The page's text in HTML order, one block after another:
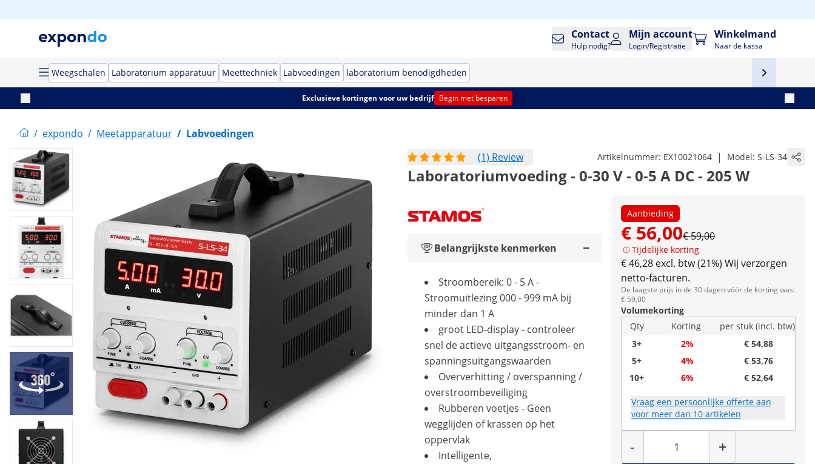
Contact
Hulp nodig?
Mijn account
Login/Registratie
Winkelmand
Naar de kassa
Weegschalen Laboratorium apparatuur Meettechniek Labvoedingen laboratorium benodigdheden
Exclusieve kortingen voor uw bedrijf Begin met besparen
/ expondo / Meetapparatuur / Labvoedingen
(1) Review
Artikelnummer: EX10021064 | Model: S-LS-34
Laboratoriumvoeding - 0-30 V - 0-5 A DC - 205 W
Aanbieding
€ 56,00€ 59,00
Tijdelijke korting
€ 46,28 excl. btw (21%) Wij verzorgen
netto-facturen.
De laagste prijs in de 30 dagen vóór de korting was:
€ 59,00
Volumekorting
Qty
Korting
per stuk (incl. btw)
3+
2%
€ 54,88
5+
4%
€ 53,76
10+
6% € 52,64
Vraag een persoonlijke offerte aan
voor meer dan 10 artikelen
-
Hoeveelheid
+
Belangrijkste kenmerken
Stroombereik: 0 - 5 A -
Stroomuitlezing 000 - 999 mA bij
minder dan 1 A
groot LED-display - controleer
snel de actieve uitgangsstroom- en
spanningsuitgangswaarden
Oververhitting / overspanning /
overstroombeveiliging
Rubberen voetjes - Geen
wegglijden of krassen op het
oppervlak
Intelligente,